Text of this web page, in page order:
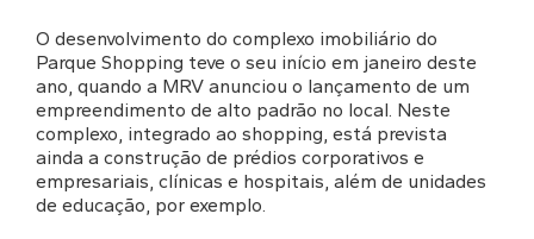
O desenvolvimento do complexo imobiliário do
Parque Shopping teve o seu início em janeiro deste
ano, quando a MRV anunciou o lançamento de um
empreendimento de alto padrão no local. Neste
complexo, integrado ao shopping, está prevista
ainda a construção de prédios corporativos e
empresariais, clínicas e hospitais, além de unidades
de educação, por exemplo.